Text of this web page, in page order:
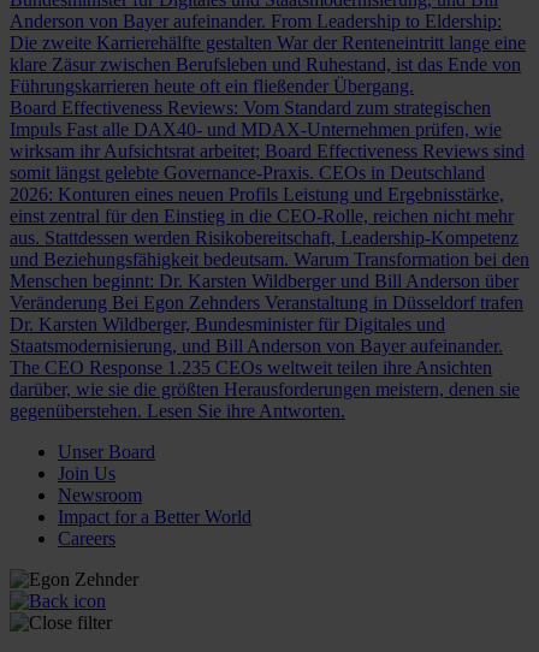
Anderson von Bayer aufeinander. From Leadership to Eldership:
Die zweite Karrierehälfte gestalten War der Renteneintritt lange eine
klare Zäsur zwischen Berufsleben und Ruhestand, ist das Ende von
Führungskarrieren heute oft ein fließender Übergang.
Board Effectiveness Reviews: Vom Standard zum strategischen
Impuls Fast alle DAX40- und MDAX-Unternehmen prüfen, wie
wirksam ihr Aufsichtsrat arbeitet; Board Effectiveness Reviews sind
somit längst gelebte Governance-Praxis. CEOs in Deutschland
2026: Konturen eines neuen Profils Leistung und Ergebnisstärke,
einst zentral für den Einstieg in die CEO-Rolle, reichen nicht mehr
aus. Stattdessen werden Risikobereitschaft, Leadership-Kompetenz
und Beziehungsfähigkeit bedeutsam. Warum Transformation bei den
Menschen beginnt: Dr. Karsten Wildberger und Bill Anderson über
Veränderung Bei Egon Zehnders Veranstaltung in Düsseldorf trafen
Dr. Karsten Wildberger, Bundesminister für Digitales und
Staatsmodernisierung, und Bill Anderson von Bayer aufeinander.
The CEO Response 1.235 CEOs weltweit teilen ihre Ansichten
darüber, wie sie die größten Herausforderungen meistern, denen sie
gegenüberstehen. Lesen Sie ihre Antworten.
Unser Board
Join Us
Newsroom
Impact for a Better World
Careers